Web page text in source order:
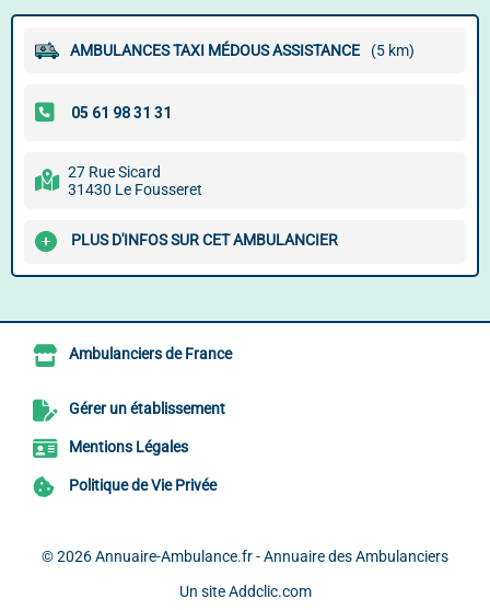
AMBULANCES TAXI MÉDOUS ASSISTANCE (5 km)
27 Rue Sicard
31430 Le Fousseret
PLUS D'INFOS SUR CET AMBULANCIER
Ambulanciers de France
Gérer un établissement
Mentions Légales
Politique de Vie Privée
© 2026Annuaire-Ambulance.fr - Annuaire des Ambulanciers
Un site Addclic.com